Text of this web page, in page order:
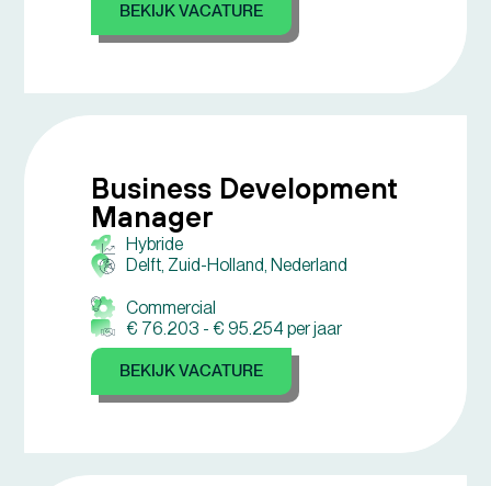
BEKIJK VACATURE
Business Development
Manager
Hybride
Delft, Zuid-Holland, Nederland
Commercial
€ 76.203 - € 95.254 per jaar
BEKIJK VACATURE